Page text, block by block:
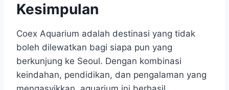
Kesimpulan
​Coex Aquarium adalah destinasi yang tidak
boleh dilewatkan bagi siapa pun yang
berkunjung ke Seoul. Dengan kombinasi
keindahan, pendidikan, dan pengalaman yang